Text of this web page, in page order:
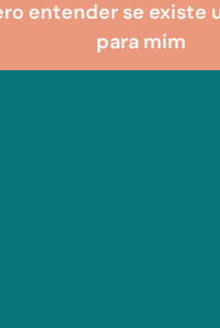
entender se existe
para mim